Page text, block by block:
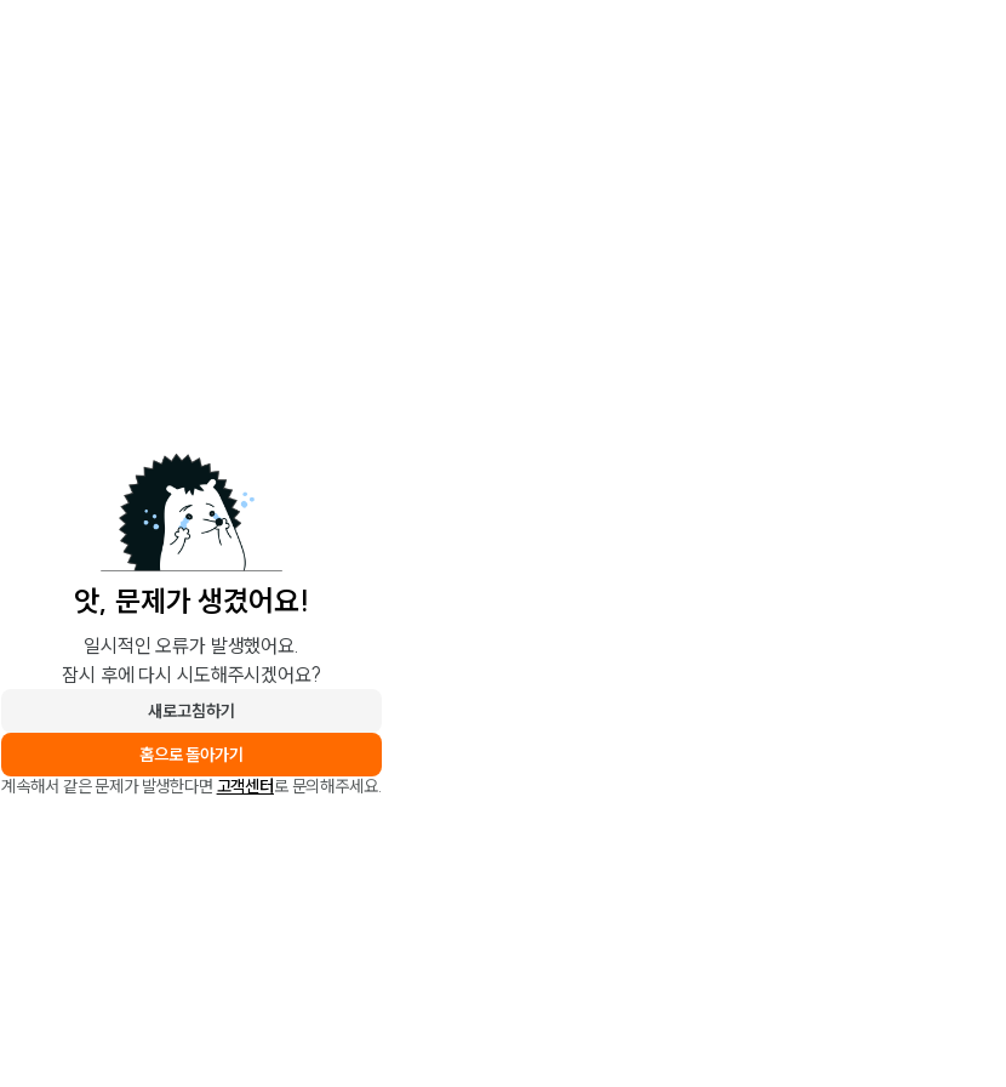
앗, 문제가 생겼어요!
일시적인 오류가 발생했어요.
잠시 후에 다시 시도해주시겠어요?
새로고침하기
홈으로 돌아가기
계속해서 같은 문제가 발생한다면 고객센터로 문의해주세요.